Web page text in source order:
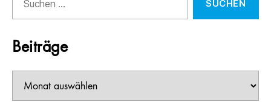
nach:
Beiträge